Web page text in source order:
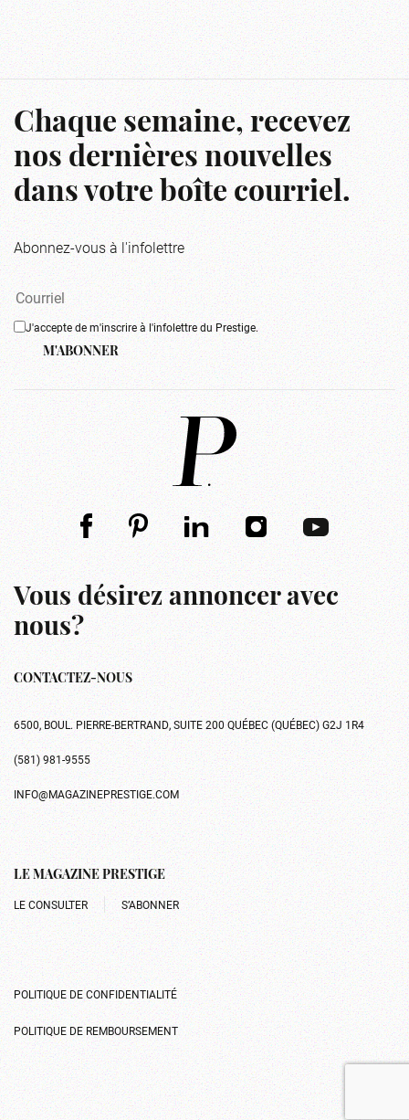
Chaque semaine, recevez
nos dernières nouvelles
dans votre boîte courriel.
Abonnez-vous à l'infolettre
J'accepte de m'inscrire à l'infolettre du Prestige.
M'ABONNER
Vous désirez annoncer avec
nous?
CONTACTEZ-NOUS
6500, BOUL. PIERRE-BERTRAND, SUITE 200 QUÉBEC (QUÉBEC) G2J 1R4
(581) 981-9555
INFO@MAGAZINEPRESTIGE.COM
LE MAGAZINE PRESTIGE
LE CONSULTER S’ABONNER
POLITIQUE DE CONFIDENTIALITÉ
POLITIQUE DE REMBOURSEMENT